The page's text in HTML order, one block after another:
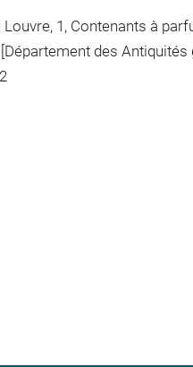
1, Contenants à
des Antiquités